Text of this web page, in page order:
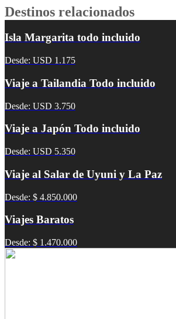
Destinos relacionados
Isla Margarita todo incluido
Desde: USD 1.175
Viaje a Tailandia Todo incluido
Desde: USD 3.750
Viaje a Japón Todo incluido
Desde: USD 5.350
Viaje al Salar de Uyuni y La Paz
Desde: $ 4.850.000
Viajes Baratos
Desde: $ 1.470.000